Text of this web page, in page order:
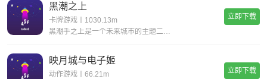
黑潮之上
卡牌游戏丨1030.13m
黑潮手之上是一个未来城市的主题二次元题材游戏,游戏背景设置在穿过时间和空间的未来,多样的地图关卡,令人紧张兴奋的冒险随机事件,战斗丰富的回合制策略组合二次元玩法,让你感受不一样的高自由度卡牌游戏,快点来下载黑潮之上进行体验吧!《黑潮之上》游
立即下载
映月城与电子姬
动作游戏丨66.21m
立即下载